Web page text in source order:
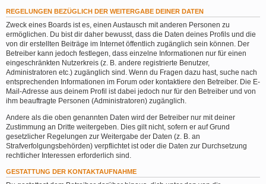
REGELUNGEN BEZÜGLICH DER WEITERGABE DEINER DATEN
Zweck eines Boards ist es, einen Austausch mit anderen Personen zu
ermöglichen. Du bist dir daher bewusst, dass die Daten deines Profils und die
von dir erstellten Beiträge im Internet öffentlich zugänglich sein können. Der
Betreiber kann jedoch festlegen, dass einzelne Informationen nur für einen
eingeschränkten Nutzerkreis (z. B. andere registrierte Benutzer,
Administratoren etc.) zugänglich sind. Wenn du Fragen dazu hast, suche nach
entsprechenden Informationen im Forum oder kontaktiere den Betreiber. Die E-
Mail-Adresse aus deinem Profil ist dabei jedoch nur für den Betreiber und von
ihm beauftragte Personen (Administratoren) zugänglich.
Andere als die oben genannten Daten wird der Betreiber nur mit deiner
Zustimmung an Dritte weitergeben. Dies gilt nicht, sofern er auf Grund
gesetzlicher Regelungen zur Weitergabe der Daten (z. B. an
Strafverfolgungsbehörden) verpflichtet ist oder die Daten zur Durchsetzung
rechtlicher Interessen erforderlich sind.
GESTATTUNG DER KONTAKTAUFNAHME